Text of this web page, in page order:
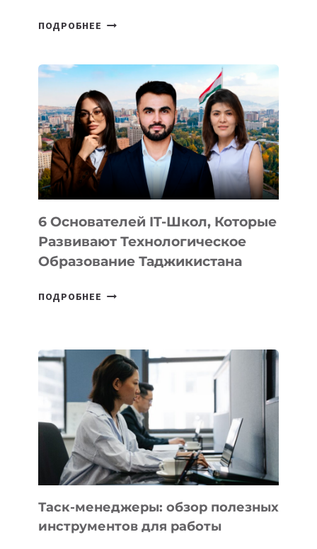
ПОДРОБНЕЕ СТАЛИ
ВНЕШНЕГО
ВИДА
НОВОГО
УСТРОЙСТВА
ОТ
OPENAI
6 Основателей IT-Школ, Которые
Развивают Технологическое
Образование Таджикистана
ПОДРОБНЕЕ
КОТОРЫЕ
РАЗВИВАЮТ
ТЕХНОЛОГИЧЕСКОЕ
ОБРАЗОВАНИЕ
ТАДЖИКИСТАНА
Таск-менеджеры: обзор полезных
инструментов для работы